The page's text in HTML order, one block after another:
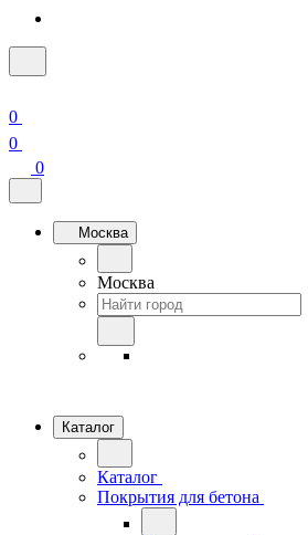
0
0
0
Москва
Москва
Каталог
Каталог
Покрытия для бетона